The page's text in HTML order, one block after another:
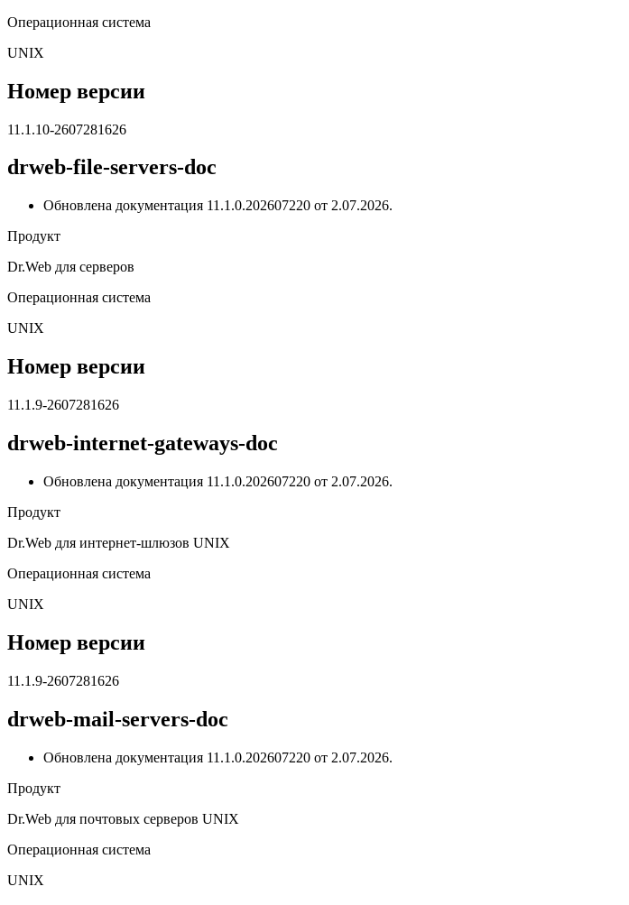
Операционная система
UNIX
Номер версии
11.1.10-2607281626
drweb-file-servers-doc
Обновлена документация 11.1.0.202607220 от 2.07.2026.
Продукт
Dr.Web для серверов
Операционная система
UNIX
Номер версии
11.1.9-2607281626
drweb-internet-gateways-doc
Обновлена документация 11.1.0.202607220 от 2.07.2026.
Продукт
Dr.Web для интернет-шлюзов UNIX
Операционная система
UNIX
Номер версии
11.1.9-2607281626
drweb-mail-servers-doc
Обновлена документация 11.1.0.202607220 от 2.07.2026.
Продукт
Dr.Web для почтовых серверов UNIX
Операционная система
UNIX